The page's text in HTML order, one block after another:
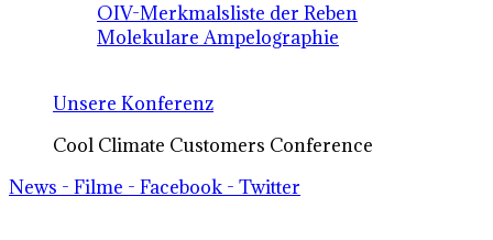
OIV-Merkmalsliste der Reben
Molekulare Ampelographie
Unsere Konferenz
Cool Climate Customers Conference
News - Filme - Facebook - Twitter